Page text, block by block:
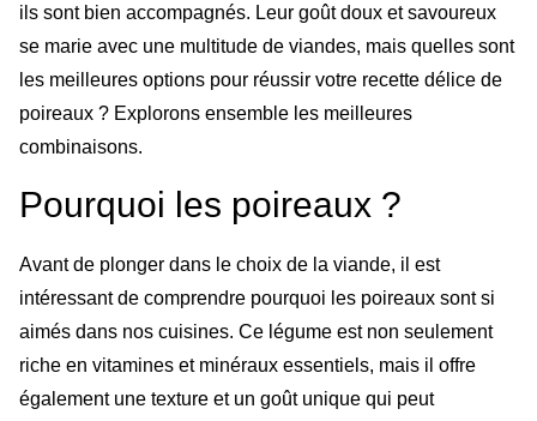
ils sont bien accompagnés. Leur goût doux et savoureux
se marie avec une multitude de viandes, mais quelles sont
les meilleures options pour réussir votre recette délice de
poireaux ? Explorons ensemble les meilleures
combinaisons.
Pourquoi les poireaux ?
Avant de plonger dans le choix de la viande, il est
intéressant de comprendre pourquoi les poireaux sont si
aimés dans nos cuisines. Ce légume est non seulement
riche en vitamines et minéraux essentiels, mais il offre
également une texture et un goût unique qui peut